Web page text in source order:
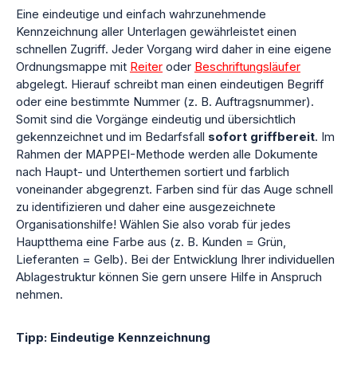
Eine eindeutige und einfach wahrzunehmende
Kennzeichnung aller Unterlagen gewährleistet einen
schnellen Zugriff. Jeder Vorgang wird daher in eine eigene
Ordnungsmappe mit Reiter oder Beschriftungsläufer
abgelegt. Hierauf schreibt man einen eindeutigen Begriff
oder eine bestimmte Nummer (z. B. Auftragsnummer).
Somit sind die Vorgänge eindeutig und übersichtlich
gekennzeichnet und im Bedarfsfall sofort griffbereit. Im
Rahmen der MAPPEI-Methode werden alle Dokumente
nach Haupt- und Unterthemen sortiert und farblich
voneinander abgegrenzt. Farben sind für das Auge schnell
zu identifizieren und daher eine ausgezeichnete
Organisationshilfe! Wählen Sie also vorab für jedes
Hauptthema eine Farbe aus (z. B. Kunden = Grün,
Lieferanten = Gelb). Bei der Entwicklung Ihrer individuellen
Ablagestruktur können Sie gern unsere Hilfe in Anspruch
nehmen.
Tipp: Eindeutige Kennzeichnung